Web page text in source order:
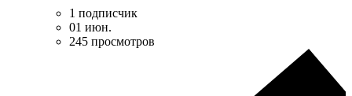
1 подписчик
01 июн.
245 просмотров